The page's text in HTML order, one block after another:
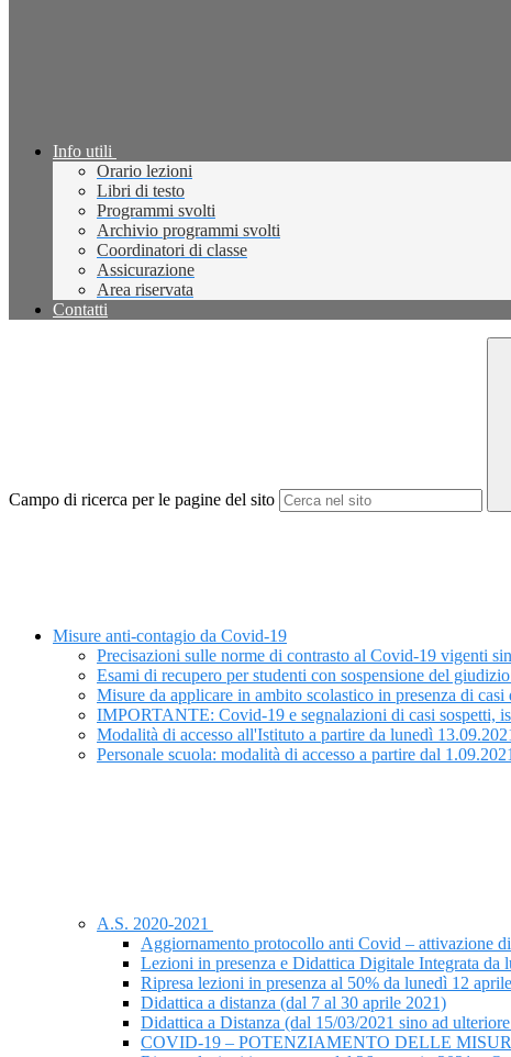
Info utili
Orario lezioni
Libri di testo
Programmi svolti
Archivio programmi svolti
Coordinatori di classe
Assicurazione
Area riservata
Contatti
Campo di ricerca per le pagine del sito
Misure anti-contagio da Covid-19
Precisazioni sulle norme di contrasto al Covid-19 vigenti
Esami di recupero per studenti con sospensione del
Misure da applicare in ambito scolastico in presenza di
IMPORTANTE: Covid-19 e segnalazioni di casi sospetti,
Modalità di accesso all'Istituto a partire da lunedì
Personale scuola: modalità di accesso a partire dal 1.09.2021
A.S. 2020-2021
Aggiornamento protocollo anti Covid – attivazione
Lezioni in presenza e Didattica Digitale Integrata da
Ripresa lezioni in presenza al 50% da lunedì 12
Didattica a distanza (dal 7 al 30 aprile 2021)
Didattica a Distanza (dal 15/03/2021 sino ad
COVID-19 – POTENZIAMENTO DELLE